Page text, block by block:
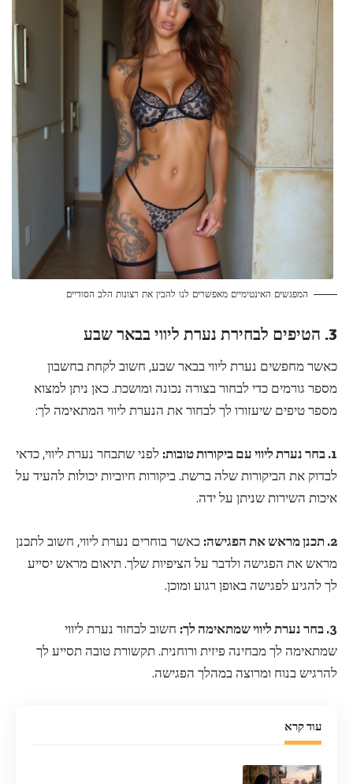
המפגשים האינטימיים מאפשרים לנו להבין את רצונות הלב הסודיים
3. הטיפים לבחירת נערת ליווי בבאר שבע
כאשר מחפשים נערת ליווי בבאר שבע, חשוב לקחת בחשבון
מספר גורמים כדי לבחור בצורה נכונה ומושכת. כאן ניתן למצוא
מספר טיפים שיעזורו לך לבחור את הנערת ליווי המתאימה לך:
1. בחר נערת ליווי עם ביקורות טובות:
לפני שתבחר נערת ליווי, כדאי
לבדוק את הביקורות שלה ברשת. ביקורות חיוביות יכולות להעיד על
איכות השירות שניתן על ידה.
2. תכנן מראש את הפגישה:
כאשר בוחרים נערת ליווי, חשוב לתכנן
מראש את הפגישה ולדבר על הציפיות שלך. תיאום מראש יסייע
לך להגיע לפגישה באופן רגוע ומוכן.
3. בחר נערת ליווי שמתאימה לך:
חשוב לבחור נערת ליווי
שמתאימה לך מבחינה פיזית ורוחנית. תקשורת טובה תסייע לך
להרגיש בנוח ומרוצה במהלך הפגישה.
עוד קרא